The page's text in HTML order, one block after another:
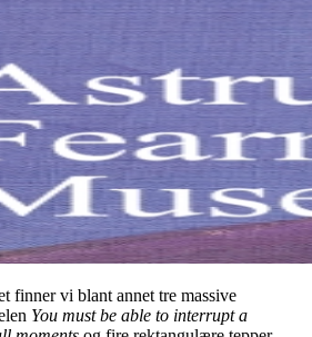
finner vi blant annet tre massive
You must be able to interrupt a